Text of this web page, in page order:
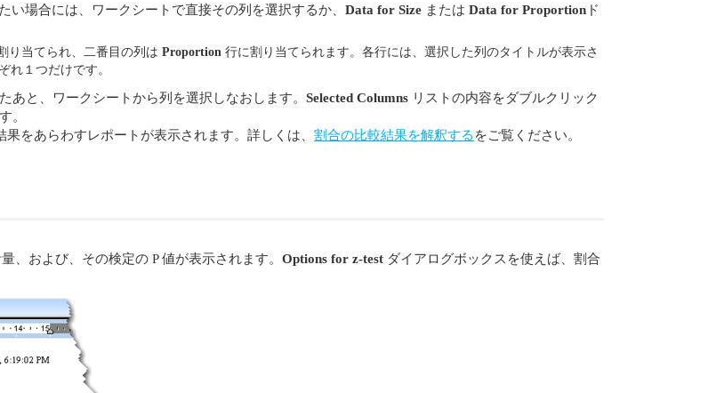
い場合には、ワークシートで直接その列を選択するか、 Data for Size または Data for Proportion ド
り当てられ、二番目の列はProportion 行に割り当てられます。各行には、選択した列のタイトルが表示さ
れ１つだけです。
と、ワークシートから列を選択しなおします。 Selected Columns リストの内容をダブルクリック
。
をあらわすレポートが表示されます。詳しくは、 割合の比較結果を解釈する をご覧ください。
、および、その検定の P 値が表示されます。Options for z-test ダイアログボックスを使えば、割合